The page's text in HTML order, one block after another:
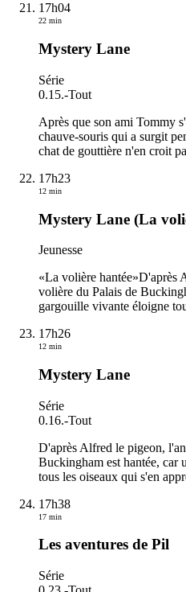
17h04
22 min
Mystery Lane
Série
0.15.-Tout
Après que son ami Tommy
chauve-souris qui a surgit
chat de gouttière n'en croit
17h23
12 min
Mystery Lane (La
Jeunesse
«La volière hantée»D'après
volière du Palais de
gargouille vivante éloigne
17h26
12 min
Mystery Lane
Série
0.16.-Tout
D'après Alfred le pigeon,
Buckingham est hantée, car
tous les oiseaux qui s'en
17h38
17 min
Les aventures de Pil
Série